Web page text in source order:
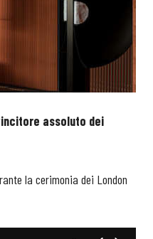
assoluto dei
la cerimonia dei London